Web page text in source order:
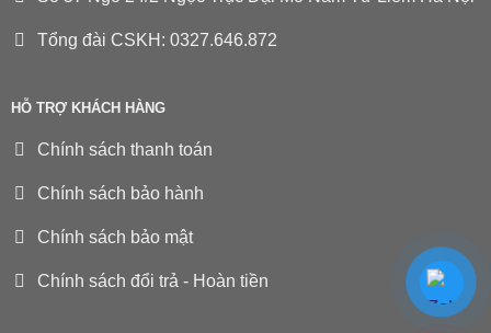
Tổng đài CSKH: 0327.646.872
HỖ TRỢ KHÁCH HÀNG
Chính sách thanh toán
Chính sách bảo hành
Chính sách bảo mật
Chính sách đổi trả - Hoàn tiền